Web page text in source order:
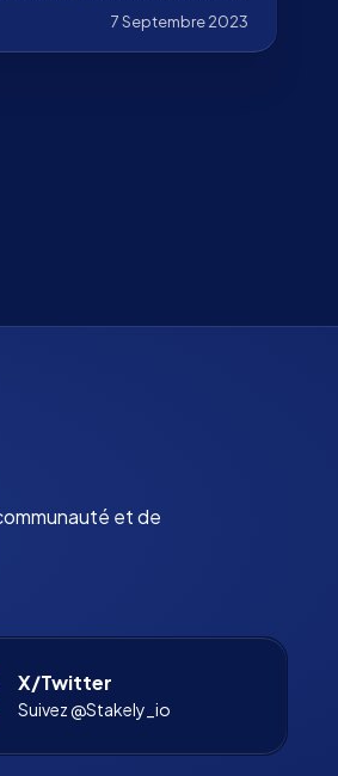
dans notre revue
du mois d'août !
7 Septembre 2023
et de
X/Twitter
Suivez @Stakely_io